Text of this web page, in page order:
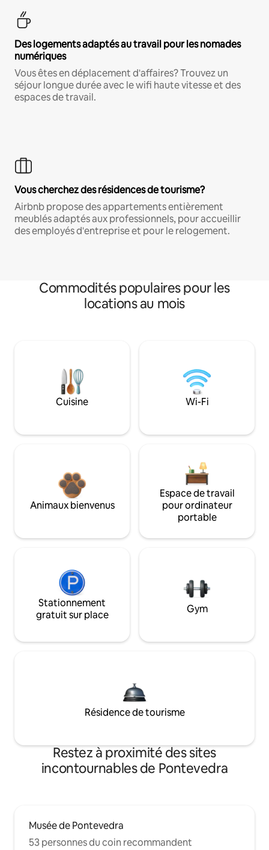
Des logements adaptés au travail pour les nomades
numériques
Vous êtes en déplacement d'affaires? Trouvez un
séjour longue durée avec le wifi haute vitesse et des
espaces de travail.
Vous cherchez des résidences de tourisme?
Airbnb propose des appartements entièrement
meublés adaptés aux professionnels, pour accueillir
des employés d'entreprise et pour le relogement.
Commodités populaires pour les
locations au mois
Cuisine Wi-Fi
Animaux bienvenus
Espace de travail
pour ordinateur
portable
Stationnement
gratuit sur place
Gym
Résidence de tourisme
Restez à proximité des sites
incontournables de Pontevedra
Musée de Pontevedra
53 personnes du coin recommandent